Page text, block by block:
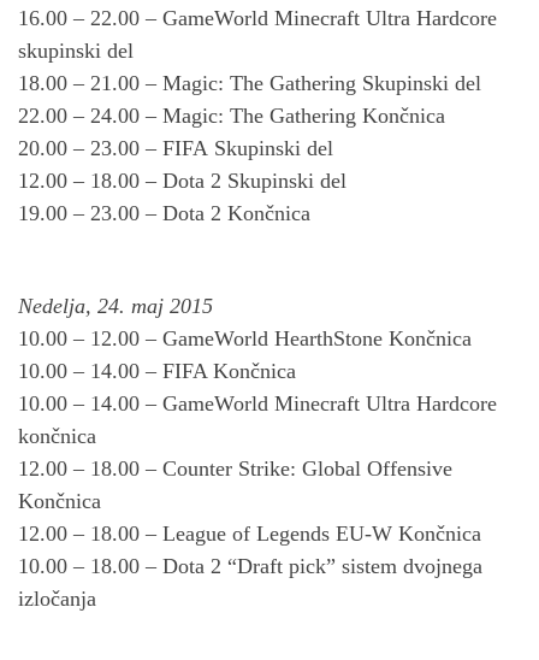
16.00 – 22.00 – GameWorld Minecraft Ultra Hardcore
skupinski del
18.00 – 21.00 – Magic: The Gathering Skupinski del
22.00 – 24.00 – Magic: The Gathering Končnica
20.00 – 23.00 – FIFA Skupinski del
12.00 – 18.00 – Dota 2 Skupinski del
19.00 – 23.00 – Dota 2 Končnica
Nedelja, 24. maj 2015
10.00 – 12.00 – GameWorld HearthStone Končnica
10.00 – 14.00 – FIFA Končnica
10.00 – 14.00 – GameWorld Minecraft Ultra Hardcore
končnica
12.00 – 18.00 – Counter Strike: Global Offensive
Končnica
12.00 – 18.00 – League of Legends EU-W Končnica
10.00 – 18.00 – Dota 2 “Draft pick” sistem dvojnega
izločanja